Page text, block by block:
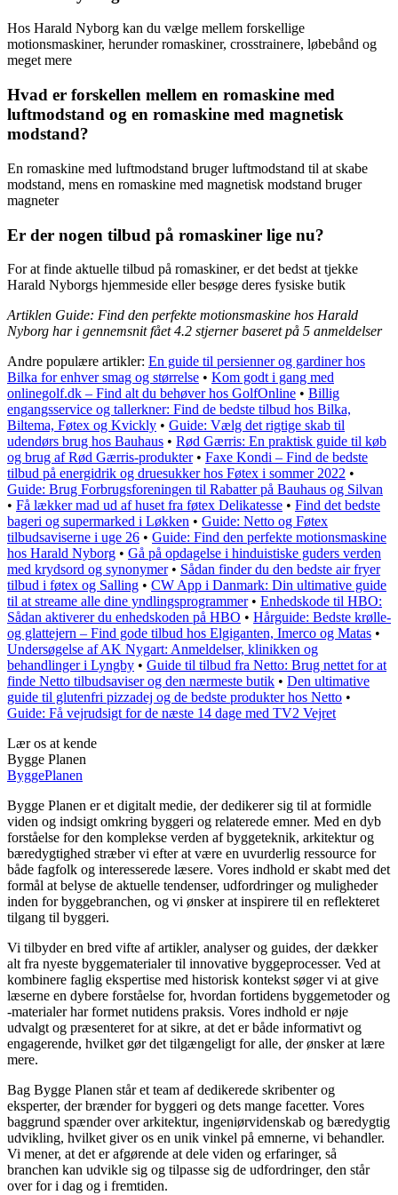
Hos Harald Nyborg kan du vælge mellem forskellige
motionsmaskiner, herunder romaskiner, crosstrainere, løbebånd og
meget mere
Hvad er forskellen mellem en romaskine med
luftmodstand og en romaskine med magnetisk
modstand?
En romaskine med luftmodstand bruger luftmodstand til at skabe
modstand, mens en romaskine med magnetisk modstand bruger
magneter
Er der nogen tilbud på romaskiner lige nu?
For at finde aktuelle tilbud på romaskiner, er det bedst at tjekke
Harald Nyborgs hjemmeside eller besøge deres fysiske butik
Artiklen Guide: Find den perfekte motionsmaskine hos Harald
Nyborg har i gennemsnit fået4.2 stjerner baseret på 5 anmeldelser
Andre populære artikler: En guide til persienner og gardiner hos
Bilka for enhver smag og størrelse • Kom godt i gang med
onlinegolf.dk – Find alt du behøver hos GolfOnline • Billig
engangsservice og tallerkner: Find de bedste tilbud hos Bilka,
Biltema, Føtex og Kvickly • Guide: Vælg det rigtige skab til
udendørs brug hos Bauhaus • Rød Gærris: En praktisk guide til køb
og brug af Rød Gærris-produkter• Faxe Kondi – Find de bedste
tilbud på energidrik og druesukker hos Føtex i sommer 2022 •
Guide: Brug Forbrugsforeningen til Rabatter på Bauhaus og Silvan
• Få lækker mad ud af huset fra føtex Delikatesse • Find det bedste
bageri og supermarked i Løkken • Guide: Netto og Føtex
tilbudsaviserne i uge 26 • Guide: Find den perfekte motionsmaskine
hos Harald Nyborg • Gå på opdagelse i hinduistiske guders verden
med krydsord og synonymer• Sådan finder du den bedste air fryer
tilbud i føtex og Salling • CW App i Danmark: Din ultimative guide
til at streame alle dine yndlingsprogrammer• Enhedskode til HBO:
Sådan aktiverer du enhedskoden på HBO • Hårguide: Bedste krølle-
og glattejern – Find gode tilbud hos Elgiganten, Imerco og Matas •
Undersøgelse af AK Nygart: Anmeldelser, klinikken og
behandlinger i Lyngby • Guide til tilbud fra Netto: Brug nettet for at
finde Netto tilbudsaviser og den nærmeste butik • Den ultimative
guide til glutenfri pizzadej og de bedste produkter hos Netto •
Guide: Få vejrudsigt for de næste 14 dage med TV2 Vejret
Lær os at kende
Bygge Planen
ByggePlanen
Bygge Planen er et digitalt medie, der dedikerer sig til at formidle
viden og indsigt omkring byggeri og relaterede emner. Med en dyb
forståelse for den komplekse verden af byggeteknik, arkitektur og
bæredygtighed stræber vi efter at være en uvurderlig ressource for
både fagfolk og interesserede læsere. Vores indhold er skabt med det
formål at belyse de aktuelle tendenser, udfordringer og muligheder
inden for byggebranchen, og vi ønsker at inspirere til en reflekteret
tilgang til byggeri.
Vi tilbyder en bred vifte af artikler, analyser og guides, der dækker
alt fra nyeste byggematerialer til innovative byggeprocesser. Ved at
kombinere faglig ekspertise med historisk kontekst søger vi at give
læserne en dybere forståelse for, hvordan fortidens byggemetoder og
-materialer har formet nutidens praksis. Vores indhold er nøje
udvalgt og præsenteret for at sikre, at det er både informativt og
engagerende, hvilket gør det tilgængeligt for alle, der ønsker at lære
mere.
Bag Bygge Planen står et team af dedikerede skribenter og
eksperter, der brænder for byggeri og dets mange facetter. Vores
baggrund spænder over arkitektur, ingeniørvidenskab og bæredygtig
udvikling, hvilket giver os en unik vinkel på emnerne, vi behandler.
Vi mener, at det er afgørende at dele viden og erfaringer, så
branchen kan udvikle sig og tilpasse sig de udfordringer, den står
over for i dag og i fremtiden.